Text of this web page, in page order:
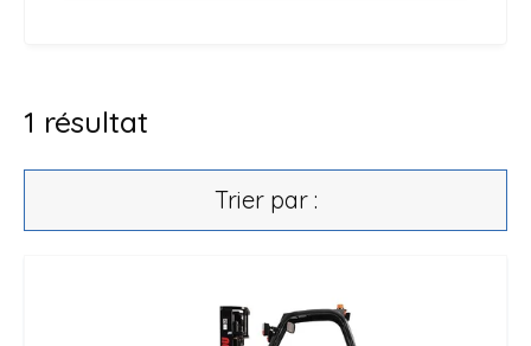
1 résultat
Trier par :